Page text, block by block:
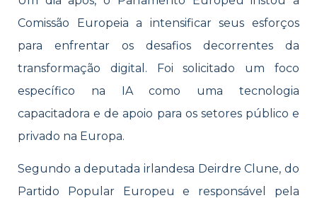
Comissão Europeia a intensificar seus esforços
para enfrentar os desafios decorrentes da
transformação digital. Foi solicitado um foco
específico na IA como uma tecnologia
capacitadora e de apoio para os setores público e
privado na Europa.
Segundo a deputada irlandesa Deirdre Clune, do
Partido Popular Europeu e responsável pela